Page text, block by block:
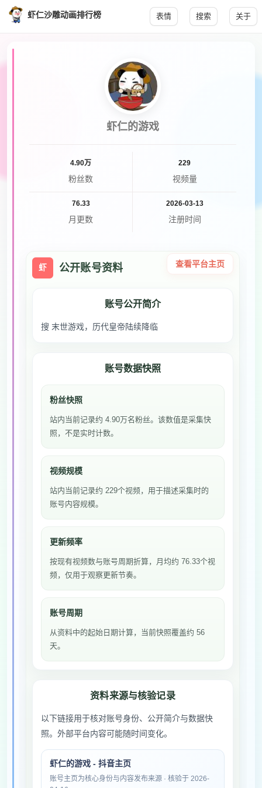
虾仁沙雕动画排行榜 表情 搜索 关于
虾仁的游戏
4.90万
粉丝数
229
视频量
76.33
月更数
2026-03-13
注册时间
虾 公开账号资料 查看平台主页
账号公开简介
搜 末世游戏，历代皇帝陆续降临
账号数据快照
粉丝快照
站内当前记录约 4.90万名粉丝。该数值是采集快
照，不是实时计数。
视频规模
站内当前记录约 229个视频，用于描述采集时的
账号内容规模。
更新频率
按现有视频数与账号周期折算，月均约 76.33个视
频，仅用于观察更新节奏。
账号周期
从资料中的起始日期计算，当前快照覆盖约 56
天。
资料来源与核验记录
以下链接用于核对账号身份、公开简介与数据快
照。外部平台内容可能随时间变化。
虾仁的游戏 - 抖音主页
账号主页为核心身份与内容发布来源 · 核验于 2026-